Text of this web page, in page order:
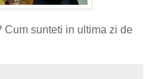
Cum sunteti in ultima zi de